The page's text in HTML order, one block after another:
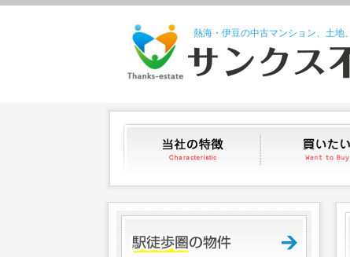
熱海・伊豆の中古マンション、土地
当社の特徴